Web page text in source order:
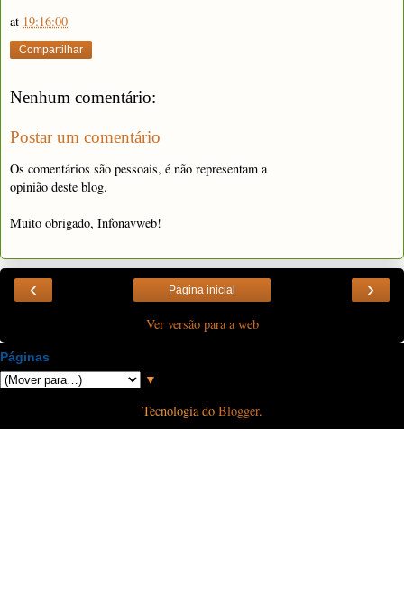
at 19:16:00
Compartilhar
Nenhum comentário:
Postar um comentário
Os comentários são pessoais, é não representam a
opinião deste blog.
Muito obrigado, Infonavweb!
‹ ›
Página inicial
Ver versão para a web
Páginas
▼
Tecnologia do Blogger.